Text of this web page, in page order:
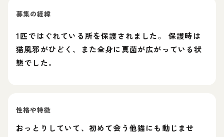
募集の経緯
1匹ではぐれている所を保護されました。 保護時は
猫風邪がひどく、また全身に真菌が広がっている状
態でした。
性格や特徴
おっとりしていて、初めて会う他猫にも動じませ